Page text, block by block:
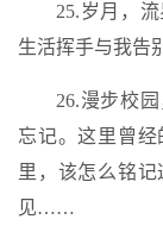
25.岁月，
生活挥手与我告
26.漫步校
忘记。这里曾
里，该怎么铭
见……